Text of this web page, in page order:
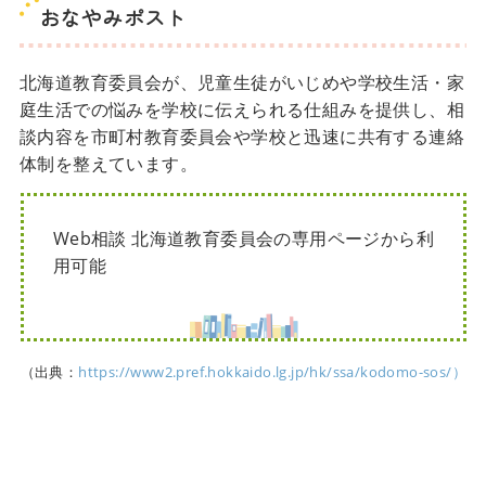
おなやみポスト
北海道教育委員会が、児童生徒がいじめや学校生活・家
庭生活での悩みを学校に伝えられる仕組みを提供し、相
談内容を市町村教育委員会や学校と迅速に共有する連絡
体制を整えています。
Web相談 北海道教育委員会の専用ページから利
用可能
（出典： https://www2.pref.hokkaido.lg.jp/hk/ssa/kodomo-sos/）